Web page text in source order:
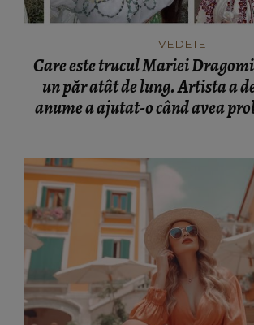
VEDETE
Care este trucul Mariei
un păr atât de lung. Artista a
anume a ajutat-o când avea